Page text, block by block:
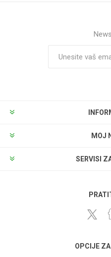
MOJ
SERVISI
OPCIJE